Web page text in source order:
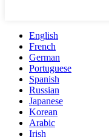
English
French
German
Portuguese
Spanish
Russian
Japanese
Korean
Arabic
Irish